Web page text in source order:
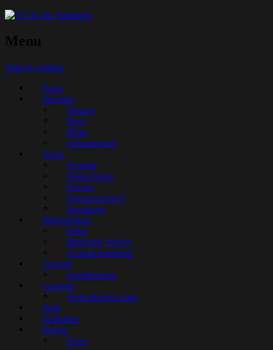
Menu
Skip to content
Home
Aktuelles
Termine
News
Bilder
Verbandsspiele
Verein
Vorstand
Mannschaften
Historie
Vereinszeitschrift
Downloads
Mitgliedschaft
Preise
Mitglieder Werben
Schnupperangebote
Training
Jugendtraining
Gaststätte
Tennis Kitchen Club
Halle
Sandplätze
Buchen
Preise